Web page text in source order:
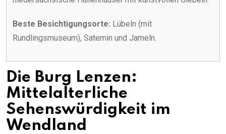
Beste Besichtigungsorte: Lübeln (mit
Rundlingsmuseum), Satemin und Jameln.
Die Burg Lenzen:
Mittelalterliche
Sehenswürdigkeit im
Wendland